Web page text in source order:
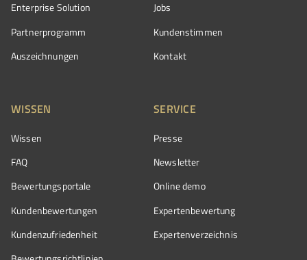
Enterprise Solution
Partnerprogramm
Auszeichnungen
Jobs
Kundenstimmen
Kontakt
WISSEN
Wissen
FAQ
Bewertungsportale
Kundenbewertungen
Kundenzufriedenheit
SERVICE
Presse
Newsletter
Online demo
Expertenbewertung
Expertenverzeichnis